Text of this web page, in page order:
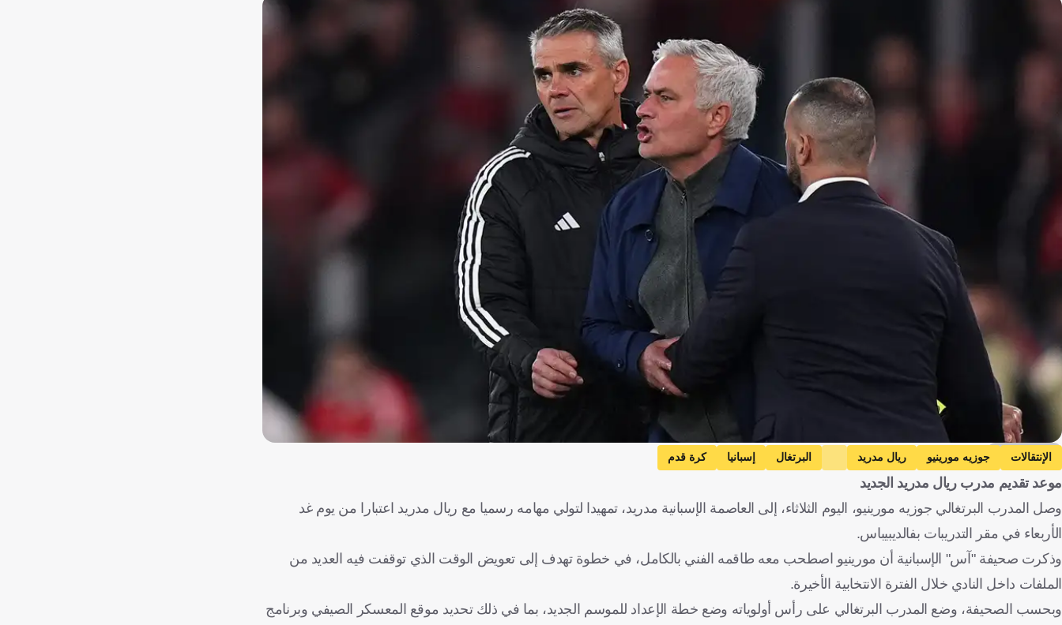
Getty Images
الإنتقالات جوزيه مورينيو ريال مدريد البرتغال إسبانيا كرة قدم
موعد تقديم مدرب ريال مدريد الجديد
وصل المدرب البرتغالي جوزيه مورينيو، اليوم الثلاثاء، إلى العاصمة الإسبانية مدريد، تمهيدا لتولي مهامه رسميا مع ريال مدريد اعتبارا من يوم غد
الأربعاء في مقر التدريبات بفالديبيباس.
وذكرت صحيفة "آس" الإسبانية أن مورينيو اصطحب معه طاقمه الفني بالكامل، في خطوة تهدف إلى تعويض الوقت الذي توقفت فيه العديد من
الملفات داخل النادي خلال الفترة الانتخابية الأخيرة.
وبحسب الصحيفة، وضع المدرب البرتغالي على رأس أولوياته وضع خطة الإعداد للموسم الجديد، بما في ذلك تحديد موقع المعسكر الصيفي وبرنامج